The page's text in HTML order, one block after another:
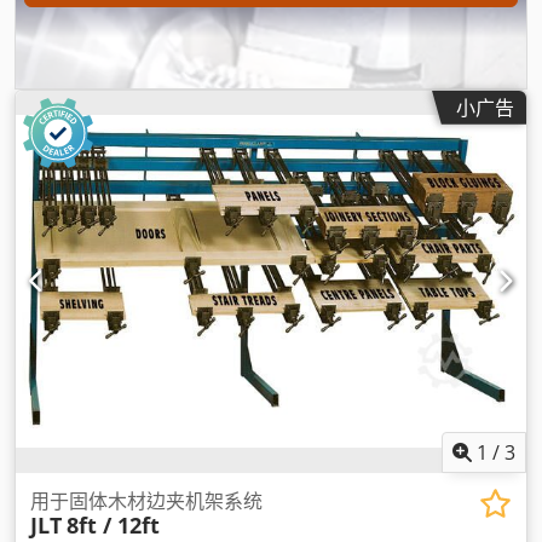
小广告
1 /3
用于固体木材边夹机架系统
JLT8ft / 12ft